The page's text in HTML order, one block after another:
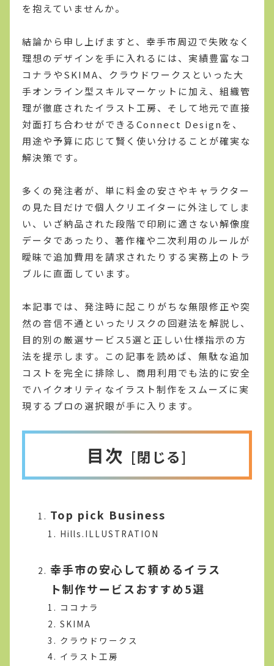
を抱えていませんか。
結論から申し上げますと、幸手市周辺で失敗なく
理想のデザインを手に入れるには、実績豊富なコ
コナラやSKIMA、クラウドワークスといった大
手オンライン型スキルマーケットに加え、組織管
理が徹底されたイラスト工房、そして地元で直接
対面打ち合わせができるConnect Designを、
用途や予算に応じて賢く使い分けることが確実な
解決策です。
多くの発注者が、単に料金の安さやキャラクター
の見た目だけで個人クリエイターに外注してしま
い、いざ納品された段階で印刷に適さない解像度
データであったり、著作権や二次利用のルールが
曖昧で追加費用を請求されたりする実務上のトラ
ブルに直面しています。
本記事では、発注時に起こりがちな無限修正や突
然の音信不通といったリスクの回避法を解説し、
目的別の厳選サービス5選と正しい仕様指示の方
法を提示します。この記事を読めば、無駄な追加
コストを完全に排除し、商用利用でも法的に安全
でハイクオリティなイラスト制作をスムーズに実
現するプロの選択眼が手に入ります。
目次
Top pick Business
Hills.ILLUSTRATION
幸手市の安心して頼めるイラス
ト制作サービスおすすめ5選
ココナラ
SKIMA
クラウドワークス
イラスト工房